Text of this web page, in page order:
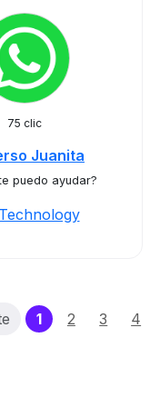
75 clic
Juanita
puedo ayudar?
1(current)
2 3 4